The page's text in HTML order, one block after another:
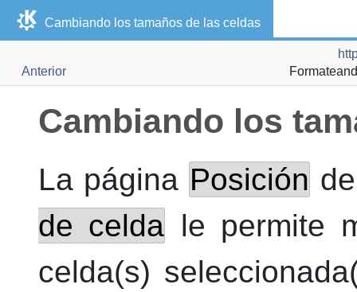
Cambiando los tamaños de las celdas
Anterior
Cambiando los
La página Posición
de celda le permite
celda(s)